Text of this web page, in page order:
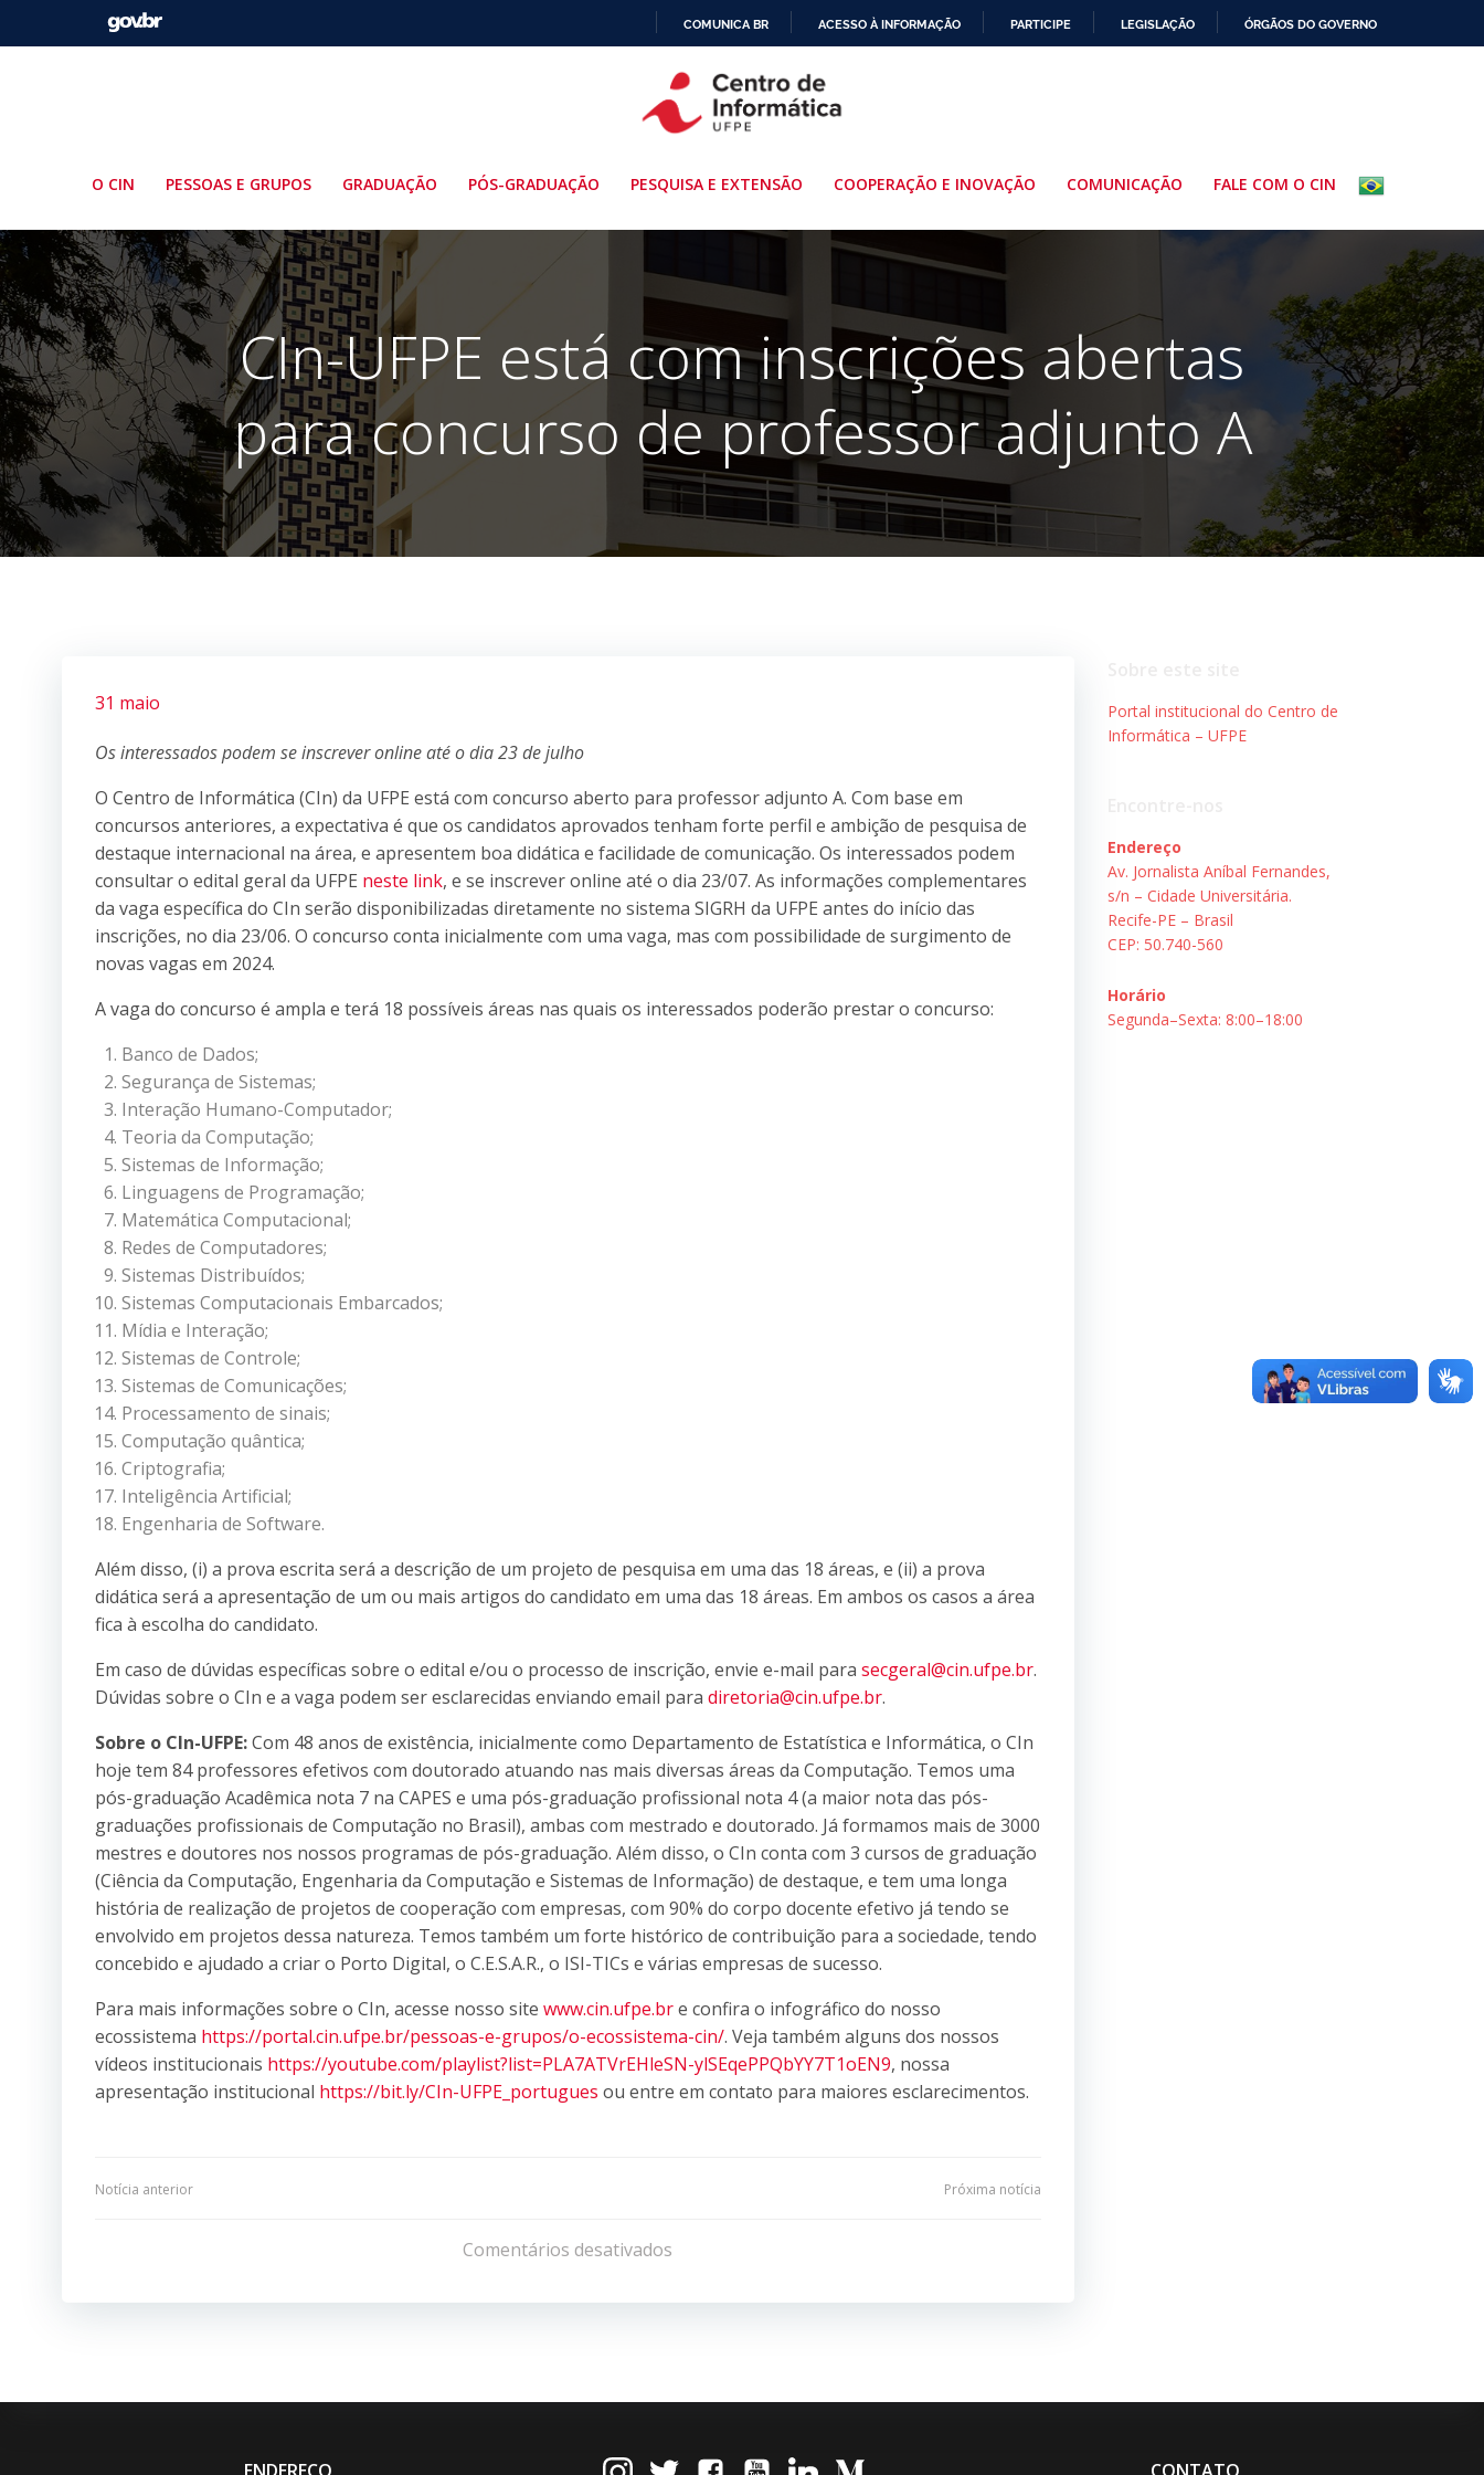
PARA
O
COMUNICA BR ACESSO À INFORMAÇÃO PARTICIPE LEGISLAÇÃO ÓRGÃOS DO GOVERNO
O CIN PESSOAS E GRUPOS GRADUAÇÃO PÓS-GRADUAÇÃO PESQUISA E EXTENSÃO COOPERAÇÃO E INOVAÇÃO COMUNICAÇÃO FALE COM O CIN
CIn-UFPE está com inscrições abertas
para concurso de professor adjunto A
31 maio
Os interessados podem se inscrever online até o dia 23 de julho
O Centro de Informática (CIn) da UFPE está com concurso aberto para professor adjunto A. Com base em
concursos anteriores, a expectativa é que os candidatos aprovados tenham forte perfil e ambição de pesquisa de
destaque internacional na área, e apresentem boa didática e facilidade de comunicação. Os interessados podem
consultar o edital geral da UFPE neste link, e se inscrever online até o dia 23/07. As informações complementares
da vaga específica do CIn serão disponibilizadas diretamente no sistema SIGRH da UFPE antes do início das
inscrições, no dia 23/06. O concurso conta inicialmente com uma vaga, mas com possibilidade de surgimento de
novas vagas em 2024.
A vaga do concurso é ampla e terá 18 possíveis áreas nas quais os interessados poderão prestar o concurso:
Banco de Dados;
Segurança de Sistemas;
Interação Humano-Computador;
Teoria da Computação;
Sistemas de Informação;
Linguagens de Programação;
Matemática Computacional;
Redes de Computadores;
Sistemas Distribuídos;
Sistemas Computacionais Embarcados;
Mídia e Interação;
Sistemas de Controle;
Sistemas de Comunicações;
Processamento de sinais;
Computação quântica;
Criptografia;
Inteligência Artificial;
Engenharia de Software.
Além disso, (i) a prova escrita será a descrição de um projeto de pesquisa em uma das 18 áreas, e (ii) a prova
didática será a apresentação de um ou mais artigos do candidato em uma das 18 áreas. Em ambos os casos a área
fica à escolha do candidato.
Em caso de dúvidas específicas sobre o edital e/ou o processo de inscrição, envie e-mail para secgeral@cin.ufpe.br.
Dúvidas sobre o CIn e a vaga podem ser esclarecidas enviando email para diretoria@cin.ufpe.br.
Sobre o CIn-UFPE:Com 48 anos de existência, inicialmente como Departamento de Estatística e Informática, o CIn
hoje tem 84 professores efetivos com doutorado atuando nas mais diversas áreas da Computação. Temos uma
pós-graduação Acadêmica nota 7 na CAPES e uma pós-graduação profissional nota 4 (a maior nota das pós-
graduações profissionais de Computação no Brasil), ambas com mestrado e doutorado. Já formamos mais de 3000
mestres e doutores nos nossos programas de pós-graduação. Além disso, o CIn conta com 3 cursos de graduação
(Ciência da Computação, Engenharia da Computação e Sistemas de Informação) de destaque, e tem uma longa
história de realização de projetos de cooperação com empresas, com 90% do corpo docente efetivo já tendo se
envolvido em projetos dessa natureza. Temos também um forte histórico de contribuição para a sociedade, tendo
concebido e ajudado a criar o Porto Digital, o C.E.S.A.R., o ISI-TICs e várias empresas de sucesso.
Para mais informações sobre o CIn, acesse nosso site www.cin.ufpe.bre confira o infográfico do nosso
ecossistema https://portal.cin.ufpe.br/pessoas-e-grupos/o-ecossistema-cin/. Veja também alguns dos nossos
vídeos institucionais https://youtube.com/playlist?list=PLA7ATVrEHleSN-ylSEqePPQbYY7T1oEN9, nossa
apresentação institucional https://bit.ly/CIn-UFPE_portugues ou entre em contato para maiores esclarecimentos.
Navegação
Post
Notícia anterior
de
Post
Próxima notícia
Comentários desativados
Portal institucional do Centro de
Informática – UFPE
Endereço
Av. Jornalista Aníbal Fernandes,
s/n – Cidade Universitária.
Recife-PE – Brasil
CEP: 50.740-560
Horário
Segunda–Sexta: 8:00–18:00